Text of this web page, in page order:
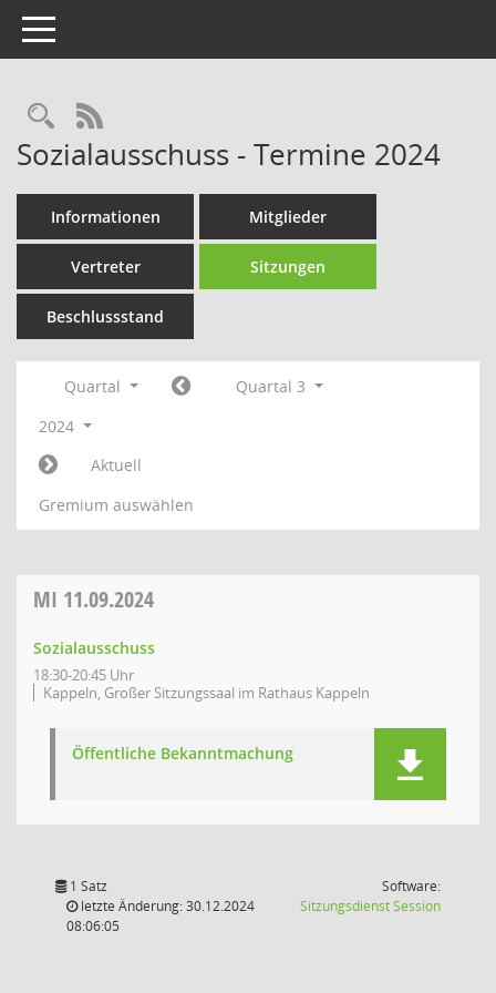
Toggle navigation
Rechercheauswahl
RSS-Feed
Sozialausschuss - Termine 2024
Informationen Mitglieder
Vertreter Sitzungen
Beschlussstand
Quartal
Quartal 3
2024
Aktuell
Gremium auswählen
MI 11.09.2024
Sozialausschuss
18:30-20:45 Uhr
Kappeln, Großer Sitzungssaal im Rathaus Kappeln
Öffentliche Bekanntmachung
1 Satz
letzte Änderung: 30.12.2024
08:06:05
Software:
SitzungsdienstSession(Wird in